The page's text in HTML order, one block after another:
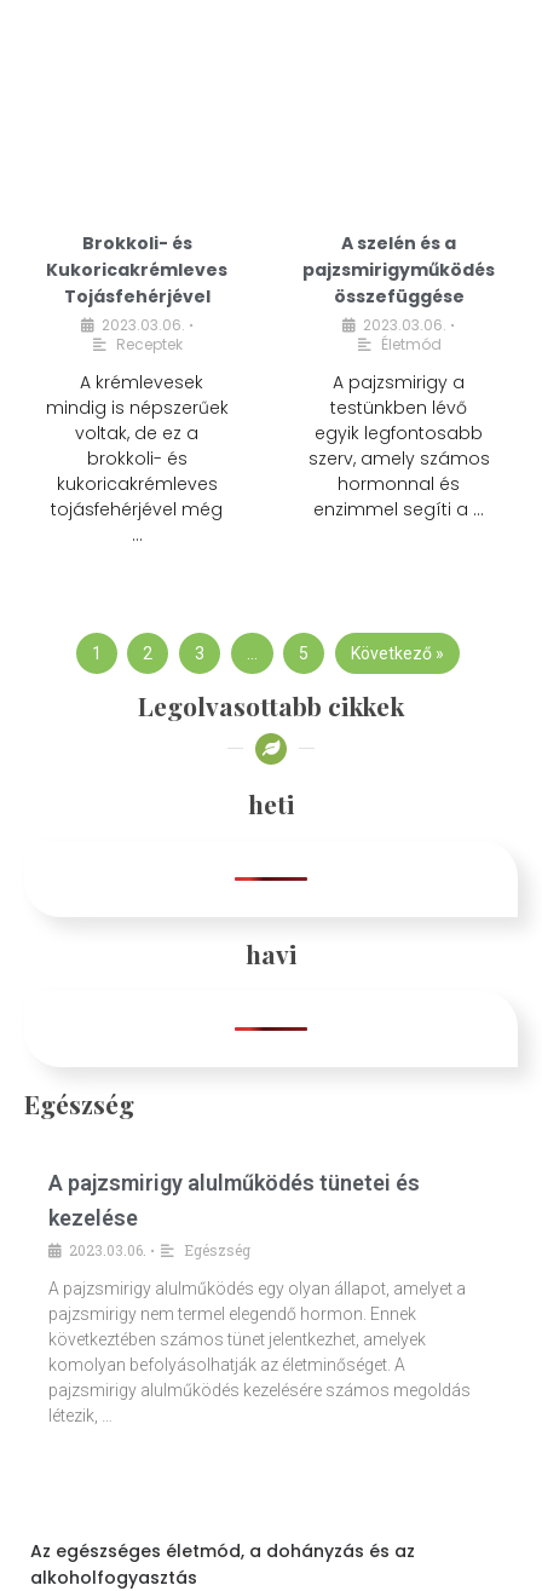
Brokkoli- és
Kukoricakrémleves
Tojásfehérjével
2023.03.06. •
Receptek
A krémlevesek
mindig is népszerűek
voltak, de ez a
brokkoli- és
kukoricakrémleves
tojásfehérjével még
…
A szelén és a
pajzsmirigyműködés
összefüggése
2023.03.06. •
Életmód
A pajzsmirigy a
testünkben lévő
egyik legfontosabb
szerv, amely számos
hormonnal és
enzimmel segíti a …
1 2 3 … 5 Következő »
Legolvasottabb cikkek
heti
havi
Egészség
A pajzsmirigy alulműködés tünetei és
kezelése
2023.03.06. •
Egészség
A pajzsmirigy alulműködés egy olyan állapot, amelyet a
pajzsmirigy nem termel elegendő hormon. Ennek
következtében számos tünet jelentkezhet, amelyek
komolyan befolyásolhatják az életminőséget. A
pajzsmirigy alulműködés kezelésére számos megoldás
létezik, …
Az egészséges életmód, a dohányzás és az
alkoholfogyasztás